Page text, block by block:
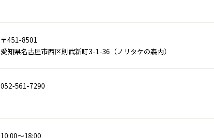
〒451-8501
愛知県名古屋市西区則武新町3-1-36（ノリタケの森内）
052-561-7290
10:00～18:00